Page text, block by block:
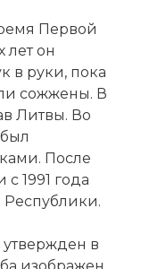
Первой
лет он
в руки, пока
сожжены. В
Литвы. Во
После
1991 года
Республики.
в